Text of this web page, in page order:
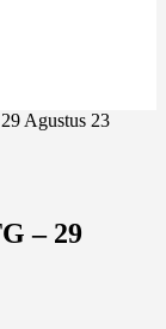
Agustus 23
– 29